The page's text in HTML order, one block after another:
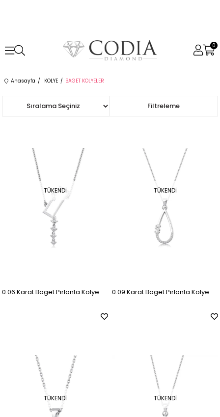
0
Anasayfa KOLYE BAGET KOLYELER
Filtreleme
Sıralama
TÜKENDI
0.06 Karat Baget Pırlanta Kolye
TÜKENDI
0.09 Karat Baget Pırlanta Kolye
TÜKENDI TÜKENDI